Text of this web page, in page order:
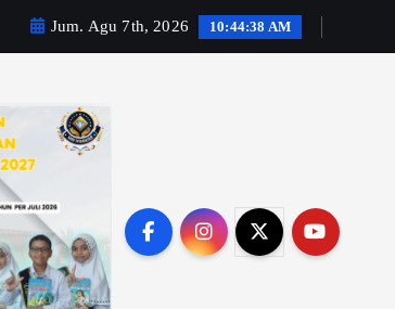
Jum. Agu 7th, 2026 10:44:40 AM